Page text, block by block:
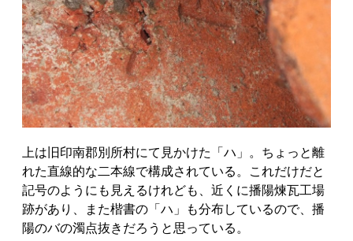
上は旧印南郡別所村にて見かけた「ハ」。ちょっと離
れた直線的な二本線で構成されている。これだけだと
記号のようにも見えるけれども、近くに播陽煉瓦工場
跡があり、また楷書の「ハ」も分布しているので、播
陽のバの濁点抜きだろうと思っている。